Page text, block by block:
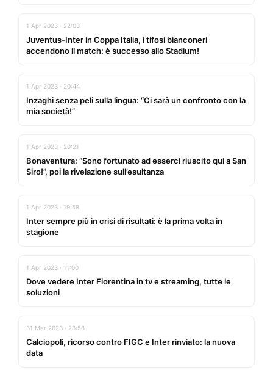
1 Apr 2023 · 22:03
Juventus-Inter in Coppa Italia, i tifosi bianconeri
accendono il match: è successo allo Stadium!
1 Apr 2023 · 20:44
Inzaghi senza peli sulla lingua: “Ci sarà un confronto con la
mia società!”
1 Apr 2023 · 20:21
Bonaventura: “Sono fortunato ad esserci riuscito qui a San
Siro!”, poi la rivelazione sull’esultanza
1 Apr 2023 · 19:58
Inter sempre più in crisi di risultati: è la prima volta in
stagione
1 Apr 2023 · 11:00
Dove vedere Inter Fiorentina in tv e streaming, tutte le
soluzioni
31 Mar 2023 · 23:58
Calciopoli, ricorso contro FIGC e Inter rinviato: la nuova
data